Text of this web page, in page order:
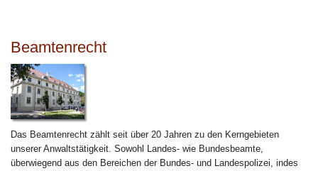
Beamtenrecht
Das Beamtenrecht zählt seit über 20 Jahren zu den Kerngebieten
unserer Anwaltstätigkeit. Sowohl Landes- wie Bundesbeamte,
überwiegend aus den Bereichen der Bundes- und Landespolizei, indes